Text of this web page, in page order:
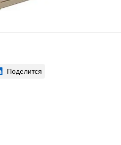
Поделится